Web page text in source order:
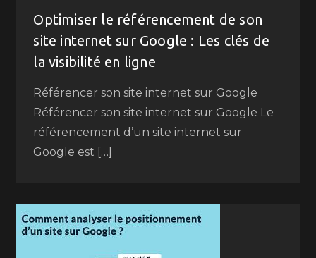
Optimiser le référencement de son
site internet sur Google : Les clés de
la visibilité en ligne
Référencer son site internet sur Google
Référencer son site internet sur Google Le
référencement d’un site internet sur
Google est […]